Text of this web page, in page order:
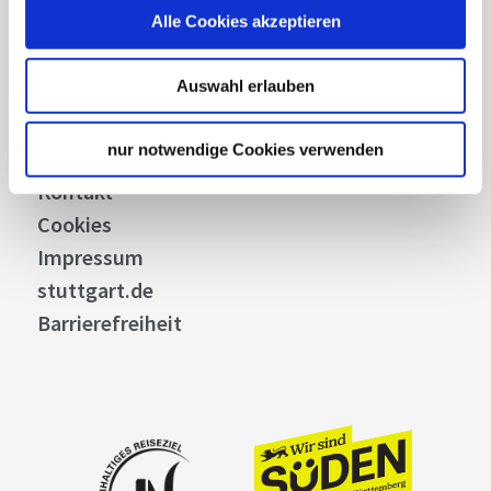
Alle Cookies akzeptieren
Auswahl erlauben
nur notwendige Cookies verwenden
Stuttgart Convention Bureau
Bilddatenbank
Allgemeine Geschäftsbedingungen
Datenschutz
Widerruf
Kontakt
Cookies
Impressum
stuttgart.de
Barrierefreiheit